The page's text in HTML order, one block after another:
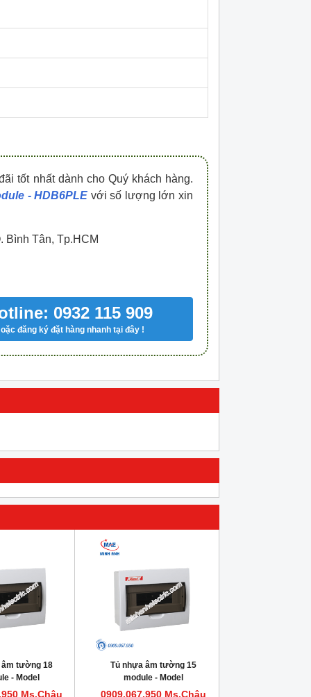
0909.067.950 Ms.Châu
tốt nhất dành cho Quý khách hàng.
- HDB6PLE với số lượng lớn xin
Bình Tân, Tp.HCM
0932 115 909
đăng ký đặt hàng nhanh tại đây !
âm tường 18
- Model
Ms.Châu
Tủ nhựa âm tường 15
module - Model
HDPZ50PR15IP30F
0909.067.950 Ms.Châu